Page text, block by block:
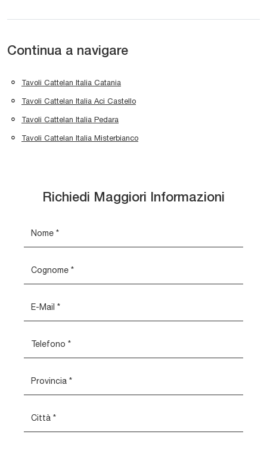
Continua a navigare
Tavoli Cattelan Italia Catania
Tavoli Cattelan Italia Aci Castello
Tavoli Cattelan Italia Pedara
Tavoli Cattelan Italia Misterbianco
Richiedi Maggiori Informazioni